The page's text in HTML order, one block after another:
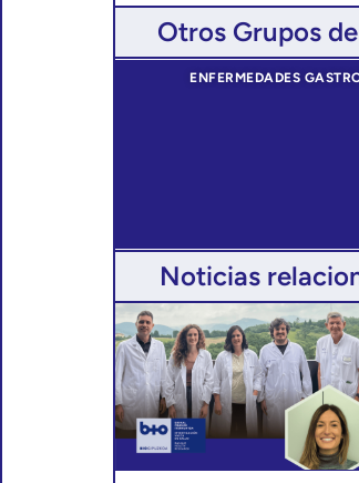
Otros Grupos
ENFERMEDADES
Noticias